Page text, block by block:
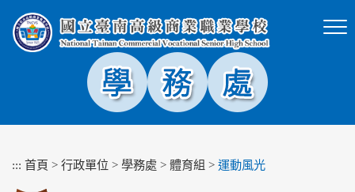
塊
::: 首頁 > 行政單位 > 學務處 > 體育組 > 運動風光